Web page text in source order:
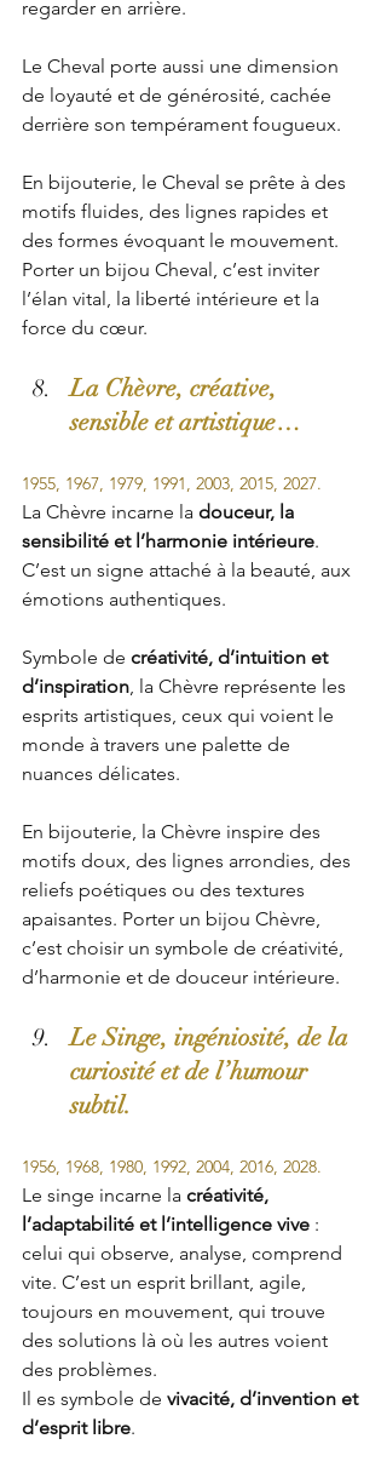
regarder en arrière.
Le Cheval porte aussi une dimension
de loyauté et de générosité, cachée
derrière son tempérament fougueux.
En bijouterie, le Cheval se prête à des
motifs fluides, des lignes rapides et
des formes évoquant le mouvement.
Porter un bijou Cheval, c’est inviter
l’élan vital, la liberté intérieure et la
force du cœur.
La Chèvre, créative,
sensible et artistique…
1955, 1967, 1979, 1991, 2003, 2015, 2027.
La Chèvre incarne la douceur, la
sensibilité et l’harmonie intérieure.
C’est un signe attaché à la beauté, aux
émotions authentiques.
Symbole de créativité, d’intuition et
d’inspiration, la Chèvre représente les
esprits artistiques, ceux qui voient le
monde à travers une palette de
nuances délicates.
En bijouterie, la Chèvre inspire des
motifs doux, des lignes arrondies, des
reliefs poétiques ou des textures
apaisantes. Porter un bijou Chèvre,
c’est choisir un symbole de créativité,
d’harmonie et de douceur intérieure.
Le Singe, ingéniosité, de la
curiosité et de l’humour
subtil.
1956, 1968, 1980, 1992, 2004, 2016, 2028.
Le singe incarne la créativité,
l’adaptabilité et l’intelligence vive :
celui qui observe, analyse, comprend
vite. C’est un esprit brillant, agile,
toujours en mouvement, qui trouve
des solutions là où les autres voient
des problèmes.
Il es symbole de vivacité, d’invention et
d’esprit libre.